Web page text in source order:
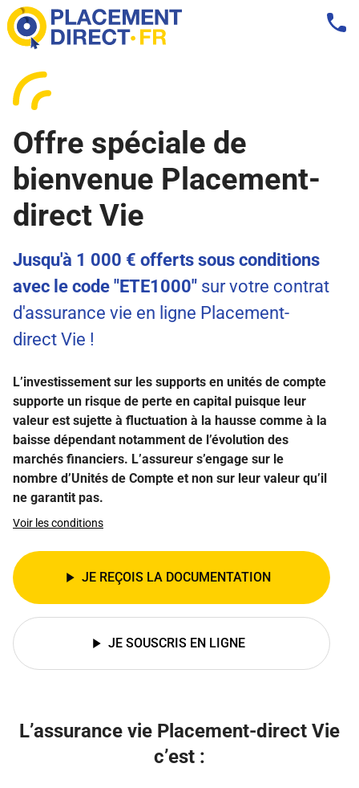
Offre spéciale de
bienvenue Placement-
direct Vie
Jusqu'à 1 000 € offerts sous conditions
avec le code "ETE1000" sur votre contrat
d'assurance vie en ligne Placement-
direct Vie !
L’investissement sur les supports en unités de compte
supporte un risque de perte en capital puisque leur
valeur est sujette à fluctuation à la hausse comme à la
baisse dépendant notamment de l’évolution des
marchés financiers. L’assureur s’engage sur le
nombre d’Unités de Compte et non sur leur valeur qu’il
ne garantit pas.
Voir les conditions
JE SOUSCRIS EN LIGNE
JE REÇOIS LA DOCUMENTATION
L’assurance vie Placement-direct Vie
c’est :